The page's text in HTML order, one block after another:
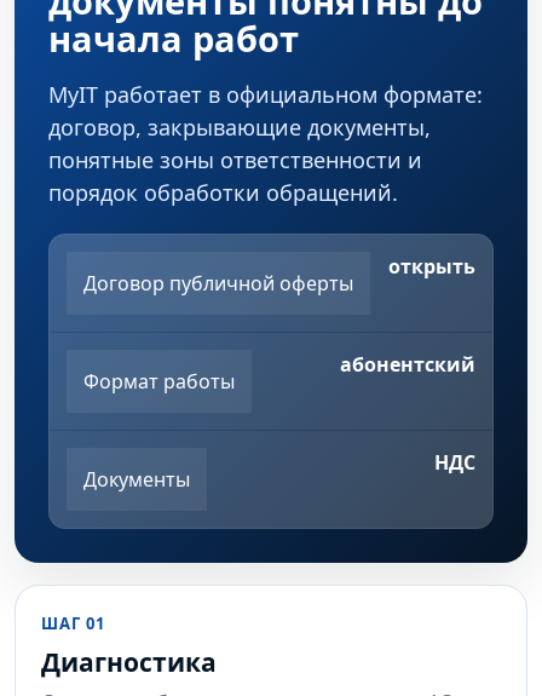
начала работ
MyIT работает в официальном формате:
договор, закрывающие документы,
понятные зоны ответственности и
порядок обработки обращений.
Договор публичной оферты
открыть
Формат работы
абонентский
Документы
НДС
ШАГ 01
Диагностика